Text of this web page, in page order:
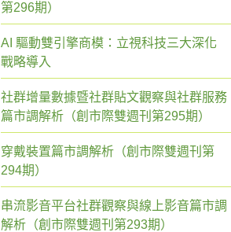
第296期）
AI 驅動雙引擎商模：立視科技三大深化
戰略導入
社群增量數據暨社群貼文觀察與社群服務
篇市調解析（創市際雙週刊第295期）
穿戴裝置篇市調解析（創市際雙週刊第
294期）
串流影音平台社群觀察與線上影音篇市調
解析（創市際雙週刊第293期）